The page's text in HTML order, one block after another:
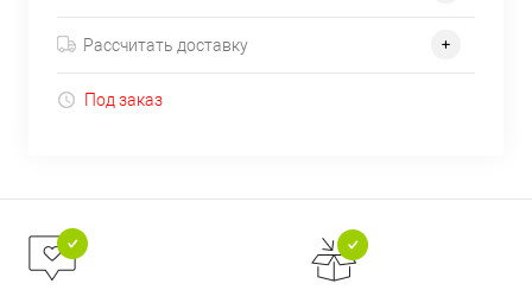
Рассчитать доставку
Под заказ